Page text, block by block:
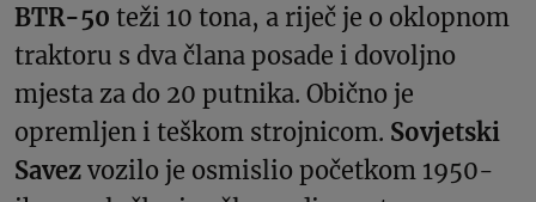
BTR-50 teži 10 tona, a riječ je o oklopnom
traktoru s dva člana posade i dovoljno
mjesta za do 20 putnika. Obično je
opremljen i teškom strojnicom. Sovjetski
Savez vozilo je osmislio početkom 1950-